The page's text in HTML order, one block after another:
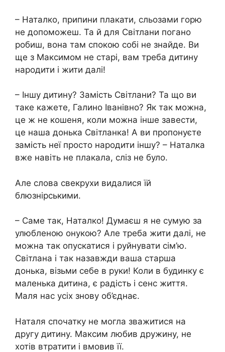
– Наталко, припини плакати, сльозами горю
не допоможеш. Та й для Світлани погано
робиш, вона там спокою собі не знайде. Ви
ще з Максимом не старі, вам треба дитину
народити і жити далі!
– Іншу дитину? Замість Світлани? Та що ви
таке кажете, Галино Іванівно? Як так можна,
це ж не кошеня, коли можна інше завести,
це наша донька Світланка! А ви пропонуєте
замість неї просто народити іншу? – Наталка
вже навіть не плакала, сліз не було.
Але слова свекрухи видалися їй
блюзнірськими.
– Саме так, Наталко! Думаєш я не сумую за
улюбленою онукою? Але треба жити далі, не
можна так опускатися і руйнувати сім’ю.
Світлана і так назавжди ваша старша
донька, візьми себе в руки! Коли в будинку є
маленька дитина, є радість і сенс життя.
Маля нас усіх знову об’єднає.
Наталя спочатку не могла зважитися на
другу дитину. Максим любив дружину, не
хотів втратити і вмовив її.